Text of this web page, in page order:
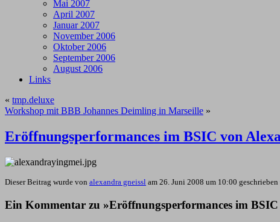
Mai 2007
April 2007
Januar 2007
November 2006
Oktober 2006
September 2006
August 2006
Links
« tmp.deluxe
Workshop mit BBB Johannes Deimling in Marseille »
Eröffnungsperformances im BSIC von
Dieser Beitrag wurde von alexandra gneissl am 26. Juni 2008 um 10:00
Ein Kommentar zu »Eröffnungsperformances im